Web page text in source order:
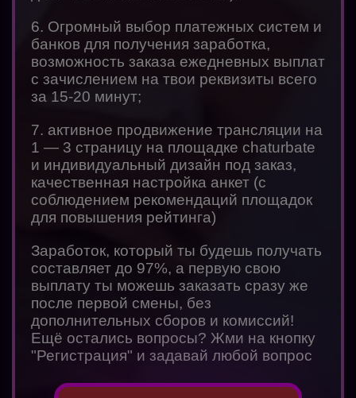
6. Огромный выбор платежных систем и
банков для получения заработка,
возможность заказа ежедневных выплат
с зачислением на твои реквизиты всего
за 15-20 минут;
7. активное продвижение трансляции на
1 — 3 страницу на площадке chaturbate
и индивидуальный дизайн под заказ,
качественная настройка анкет (с
соблюдением рекомендаций площадок
для повышения рейтинга)
Заработок, который ты будешь получать
составляет до 97%, а первую свою
выплату ты можешь заказать сразу же
после первой смены, без
дополнительных сборов и комиссий!
Ещё остались вопросы? Жми на кнопку
"Регистрация" и задавай любой вопрос